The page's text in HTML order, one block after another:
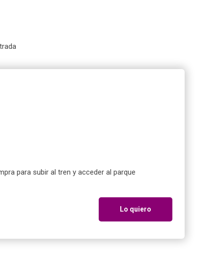
para subir al tren y acceder al parque
Lo quiero